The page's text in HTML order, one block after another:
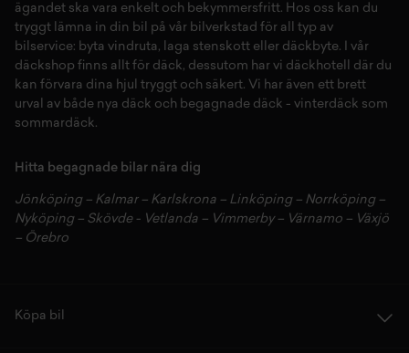
ägandet ska vara enkelt och bekymmersfritt. Hos oss kan du
tryggt lämna in din bil på vår bilverkstad för all typ av
bilservice: byta vindruta, laga stenskott eller däckbyte. I vår
däckshop finns allt för däck, dessutom har vi däckhotell d är du
kan förvara dina hjul tryggt och säkert. Vi har även ett brett
urval av både nya däck och begagnade däck - vinterdäck som
sommardäck.
Hitta begagnade bilar nära dig
Jönköping– Kalmar – Karlskrona – Linköping– Norrköping–
Nyköping– Skövde- Vetlanda – Vimmerby– Värnamo – Växjö
– Örebro
Köpa bil